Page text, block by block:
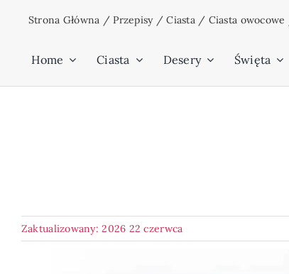
Strona Główna /Przepisy/Ciasta/ Ciasta owocowe
Home Ciasta Desery Święta
Zaktualizowany: 2026 22 czerwca